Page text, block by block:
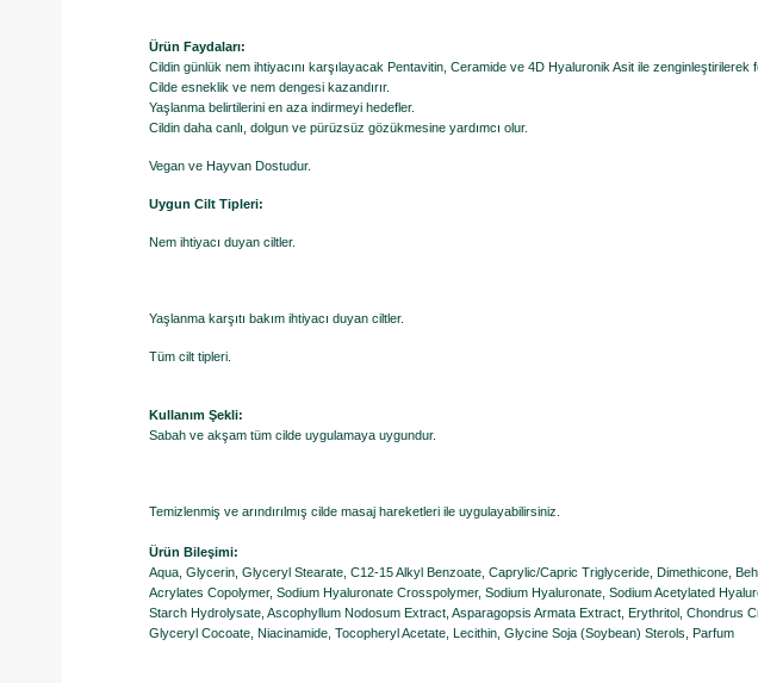
Ürün Faydaları:
Cildin günlük nem ihtiyacını karşılayacak Pentavitin, Ceramide ve 4D Hyaluronik Asit ile zenginleştirilerek
Cilde esneklik ve nem dengesi kazandırır.
Yaşlanma belirtilerini en aza indirmeyi hedefler.
Cildin daha canlı, dolgun ve pürüzsüz gözükmesine yardımcı olur.
Vegan ve Hayvan Dostudur.
Uygun Cilt Tipleri:
Nem ihtiyacı duyan ciltler.
Yaşlanma karşıtı bakım ihtiyacı duyan ciltler.
Tüm cilt tipleri.
Kullanım Şekli:
Sabah ve akşam tüm cilde uygulamaya uygundur.
Temizlenmiş ve arındırılmış cilde masaj hareketleri ile uygulayabilirsiniz.
Ürün Bileşimi:
Aqua, Glycerin, Glyceryl Stearate, C12-15 Alkyl Benzoate, Caprylic/Capric Triglyceride, Dimethicone,
Acrylates Copolymer, Sodium Hyaluronate Crosspolymer, Sodium Hyaluronate, Sodium Acetylated
Starch Hydrolysate, Ascophyllum Nodosum Extract, Asparagopsis Armata Extract, Erythritol, Chondrus
Glyceryl Cocoate, Niacinamide, Tocopheryl Acetate, Lecithin, Glycine Soja (Soybean) Sterols, Parfum